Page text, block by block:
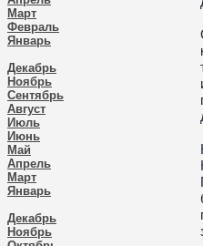
Март
Февраль
Январь
Декабрь
Ноябрь
Сентябрь
Август
Июль
Июнь
Май
Апрель
Март
Январь
Декабрь
Ноябрь